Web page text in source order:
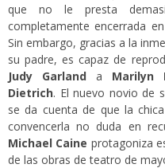
que no le presta
completamente encerrada
Sin embargo, gracias a la
su padre, es capaz de
Judy Garland a Marilyn
Dietrich. El nuevo novio de
se da cuenta de que la
convencerla no duda en
Michael Caine protagoniza
de las obras de teatro de